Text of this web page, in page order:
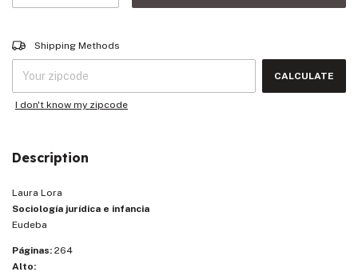
Shipping for zipcode:
Shipping Methods
CALCULATE
I don't know my zipcode
Description
Laura Lora
Sociología jurídica e infancia
Eudeba
Páginas: 264
Alto: